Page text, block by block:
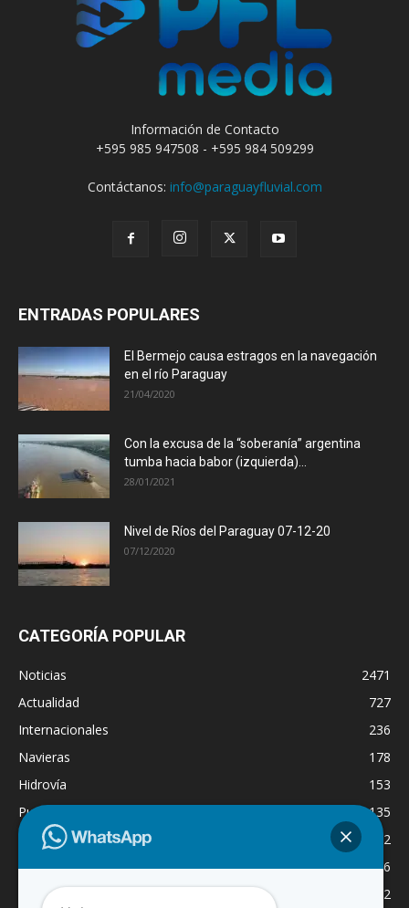
Información de Contacto
+595 985 947508 - +595 984 509299
Contáctanos: info@paraguayfluvial.com
ENTRADAS POPULARES
El Bermejo causa estragos en la navegación
en el río Paraguay
21/04/2020
Con la excusa de la “soberanía” argentina
tumba hacia babor (izquierda)...
28/01/2021
Nivel de Ríos del Paraguay 07-12-20
07/12/2020
CATEGORÍA POPULAR
Noticias
2471
Actualidad
727
Internacionales
236
Navieras
178
Hidrovía
153
Puertos
135
Economía
132
Nacionales
126
Dragado
122